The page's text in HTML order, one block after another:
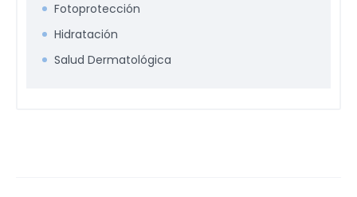
Fotoprotección
Hidratación
Salud Dermatológica